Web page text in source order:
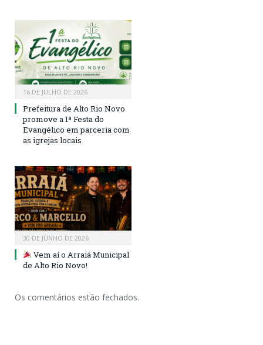
16 DE JULHO DE 2026
Prefeitura de Alto Rio Novo
promove a 1ª Festa do
Evangélico em parceria com
as igrejas locais
30 DE JUNHO DE 2026
Vem aí o Arraiá Municipal
de Alto Rio Novo!
Os comentários estão fechados.